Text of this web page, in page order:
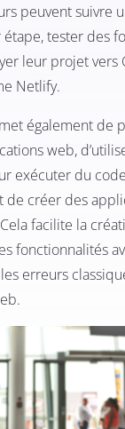
peuvent suivre
tester des
leur projet vers
Netlify.
également de
web,
exécuter du
de créer des
facilite la
fonctionnalités
erreurs